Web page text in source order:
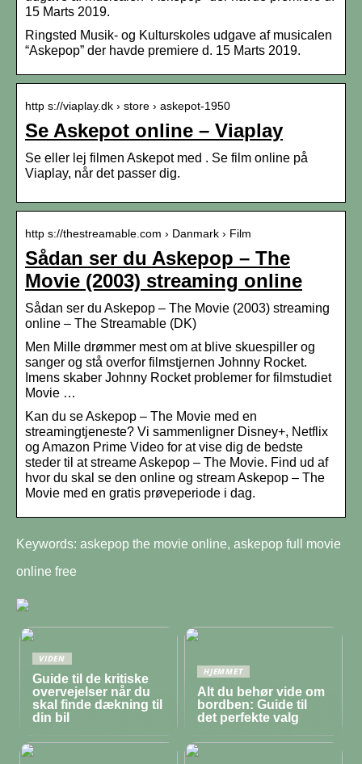
15 Marts 2019.
Ringsted Musik- og Kulturskoles udgave af musicalen
“Askepop” der havde premiere d. 15 Marts 2019.
http s://viaplay.dk › store › askepot-1950
Se Askepot online – Viaplay
Se eller lej filmen Askepot med . Se film online på
Viaplay, når det passer dig.
http s://thestreamable.com › Danmark › Film
Sådan ser du Askepop – The
Movie (2003) streaming online
Sådan ser du Askepop – The Movie (2003) streaming
online – The Streamable (DK)
Men Mille drømmer mest om at blive skuespiller og
sanger og stå overfor filmstjernen Johnny Rocket.
Imens skaber Johnny Rocket problemer for filmstudiet
Movie …
Kan du se Askepop – The Movie med en
streamingtjeneste? Vi sammenligner Disney+, Netflix
og Amazon Prime Video for at vise dig de bedste
steder til at streame Askepop – The Movie. Find ud af
hvor du skal se den online og stream Askepop – The
Movie med en gratis prøveperiode i dag.
Keywords: askepop the movie online, askepop full movie
online free
VIDEN
Guide til de kritiske
overvejelser når du
skal finde dækning til
din bil
HJEMMET
Alt du behør vide om
bordben: Guide til
det perfekte valg